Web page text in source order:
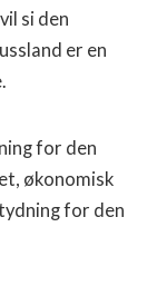
si den
er en
for den
økonomisk
for den